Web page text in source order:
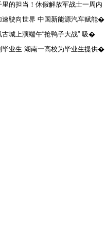
里的担当！休假解放军战士一周内
速驶向世界 中国新能源汽车赋能�
古城上演端午“抢鸭子大战” 吸�
毕业生 湖南一高校为毕业生提供�